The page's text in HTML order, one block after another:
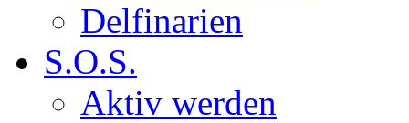
Delfinarien
S.O.S.
Aktiv werden